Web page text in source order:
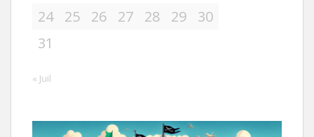
24
25 26 27 28 29
30
31
« Juil